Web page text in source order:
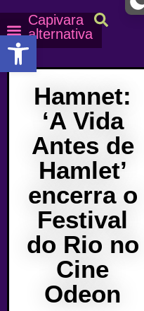
Capivara
alternativa
Hamnet:
‘A Vida
Antes de
Hamlet’
encerra o
Festival
do Rio no
Cine
Odeon
Abrir a barra